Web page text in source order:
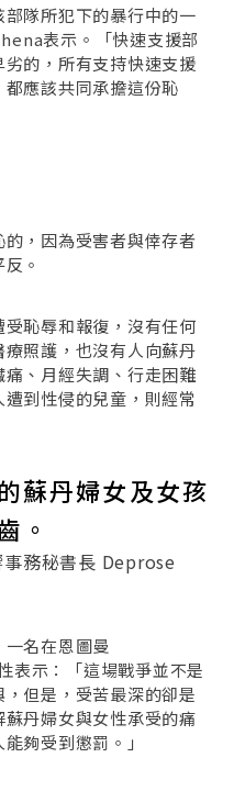
隊所犯下的暴行中的一
表示。「快速支援部
的，所有支持快速支援
應該共同承擔這份恥
，因為受害者與倖存者
。
恥辱和報復，沒有任何
照護，也沒有人向蘇丹
、月經失調、行走困難
到性侵的兒童，則經常
蘇丹婦女及女孩
。
務秘書長 Deprose
名在恩圖曼
表示：「這場戰爭並不是
但是，受苦最深的卻是
丹婦女與女性承受的痛
夠受到懲罰。」